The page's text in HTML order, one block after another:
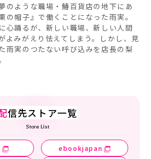
のような職場・鰆百貨店の地下にあ
の帽子』で働くことになった雨実。
心踊るが、新しい職場、新しい人間
よみがえり怯えてしまう。しかし、見
雨実のつたない呼び込みを店長の梨
信先ストア一覧
Store List
ebookjapan